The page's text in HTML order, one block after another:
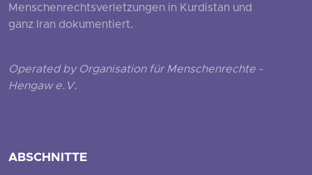
Menschenrechtsverletzungen in Kurdistan und
ganz Iran dokumentiert.
Operated by Organisation für Menschenrechte -
Hengaw e.V.
ABSCHNITTE